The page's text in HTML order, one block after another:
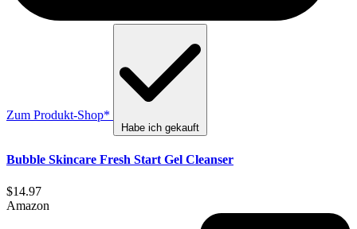
Zum Produkt-Shop*
Habe ich gekauft
Bubble Skincare Fresh Start Gel Cleanser
$14.97
Amazon